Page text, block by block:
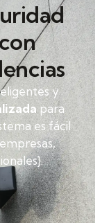
y
para
es fácil